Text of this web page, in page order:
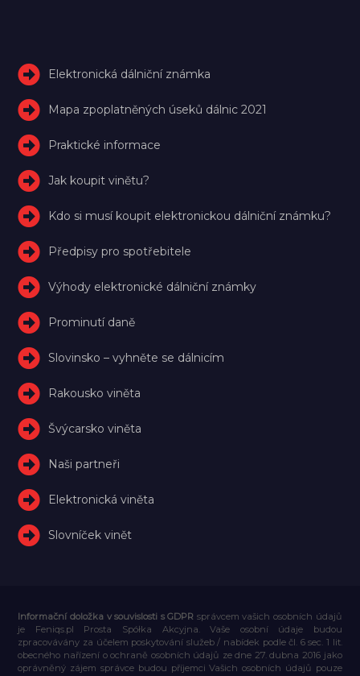
Elektronická dálniční známka
Mapa zpoplatněných úseků dálnic 2021
Praktické informace
Jak koupit vinětu?
Kdo si musí koupit elektronickou dálniční známku?
Předpisy pro spotřebitele
Výhody elektronické dálniční známky
Prominutí daně
Slovinsko – vyhněte se dálnicím
Rakousko viněta
Švýcarsko viněta
Naši partneři
Elektronická viněta
Slovníček vinět
Informační doložka v souvislosti s GDPR správcem vašich osobních údajů
je Feniqs.pl Prosta Spółka Akcyjna. Vaše osobní údaje budou
zpracovávány za účelem poskytování služeb / nabídek podle čl. 6 sec. 1 lit.
obecného nařízení o ochraně osobních údajů ze dne 27. dubna 2016 jako
oprávněný zájem správce budou příjemci Vašich osobních údajů pouze